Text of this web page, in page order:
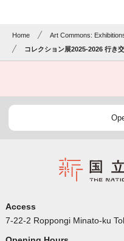
Home
Art Commons:
コレクション展2025-2026 行き交
Access
7-22-2 Roppongi Minato-ku